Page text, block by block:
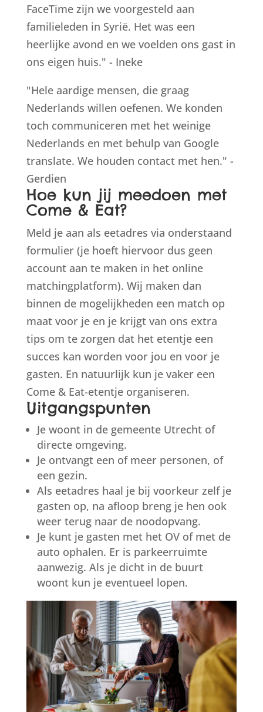
FaceTime zijn we voorgesteld aan
familieleden in Syrië. Het was een
heerlijke avond en we voelden ons gast in
ons eigen huis." - Ineke
"Hele aardige mensen, die graag
Nederlands willen oefenen. We konden
toch communiceren met het weinige
Nederlands en met behulp van Google
translate. We houden contact met hen." -
Gerdien
Hoe kun jij meedoen met
Come & Eat?
Meld je aan als eetadres via onderstaand
formulier (je hoeft hiervoor dus geen
account aan te maken in het online
matchingplatform). Wij maken dan
binnen de mogelijkheden een match op
maat voor je en je krijgt van ons extra
tips om te zorgen dat het etentje een
succes kan worden voor jou en voor je
gasten. En natuurlijk kun je vaker een
Come & Eat-etentje organiseren.
Uitgangspunten
Je woont in de gemeente Utrecht of
directe omgeving.
Je ontvangt een of meer personen, of
een gezin.
Als eetadres haal je bij voorkeur zelf je
gasten op, na afloop breng je hen ook
weer terug naar de noodopvang.
Je kunt je gasten met het OV of met de
auto ophalen. Er is parkeerruimte
aanwezig. Als je dicht in de buurt
woont kun je eventueel lopen.